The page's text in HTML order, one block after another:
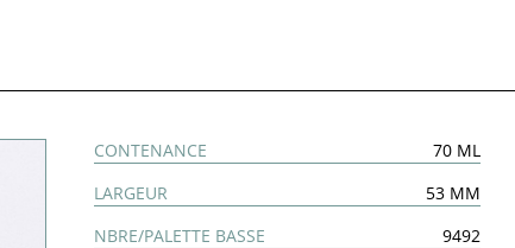
CONTENANCE 70 ML
LARGEUR
53 MM
NBRE/PALETTE BASSE
9492